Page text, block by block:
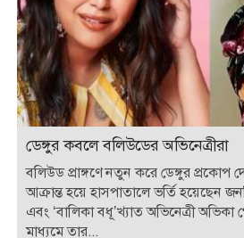
ডেঙ্গুর কবলে বলিউডের অভিনেত্রীরা
বলিউড প্রাঙ্গণে নতুন করে ডেঙ্গুর প্রকোপ
আক্রান্ত হয়ে হাসপাতালে ভর্তি হয়েছেন
এবং ‘বালিকা বধূ’খ্যাত অভিনেত্রী অভিকা
মাধ্যমে তার...